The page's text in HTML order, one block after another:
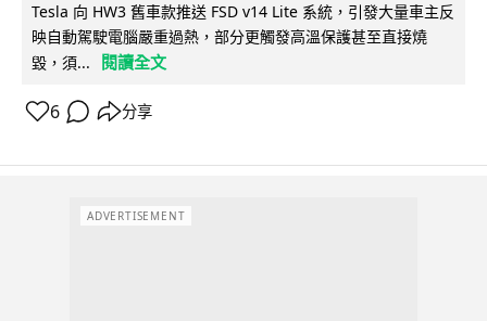
Tesla 向 HW3 舊車款推送 FSD v14 Lite 系統，引發大量車主反
映自動駕駛電腦嚴重過熱，部分更觸發高溫保護甚至直接燒
毀，須...
閱讀全文
6 分享
ADVERTISEMENT